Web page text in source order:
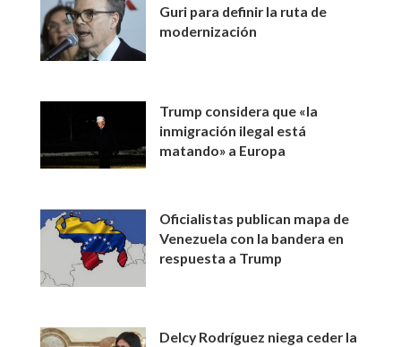
Guri para definir la ruta de
modernización
Trump considera que «la
inmigración ilegal está
matando» a Europa
Oficialistas publican mapa de
Venezuela con la bandera en
respuesta a Trump
Delcy Rodríguez niega ceder la